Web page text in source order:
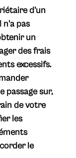
d'un
n'a pas
un
des frais
excessifs.
passage sur,
de votre
les
le